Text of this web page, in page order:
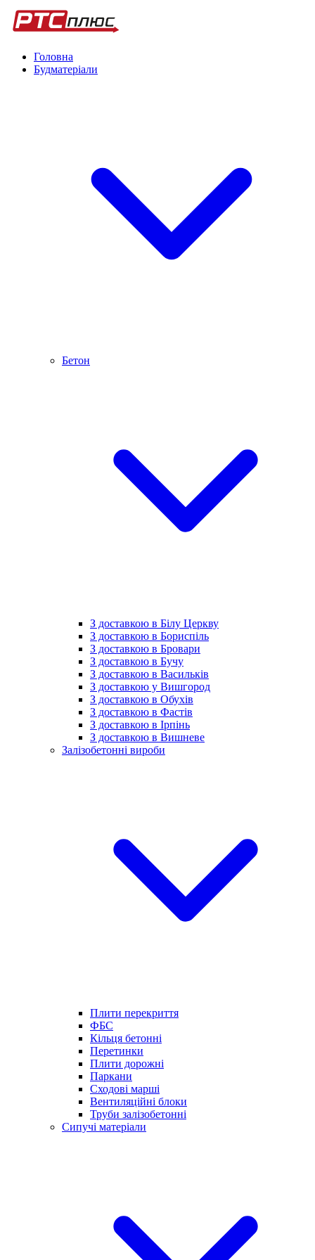
Головна
Будматеріали
Бетон
З доставкою в Білу Церкву
З доставкою в Бориспіль
З доставкою в Бровари
З доставкою в Бучу
З доставкою в Васильків
З доставкою у Вишгород
З доставкою в Обухів
З доставкою в Фастів
З доставкою в Ірпінь
З доставкою в Вишневе
Залізобетонні вироби
Плити перекриття
ФБС
Кільця бетонні
Перетинки
Плити дорожні
Паркани
Сходові марші
Вентиляційні блоки
Труби залізобетонні
Сипучі матеріали